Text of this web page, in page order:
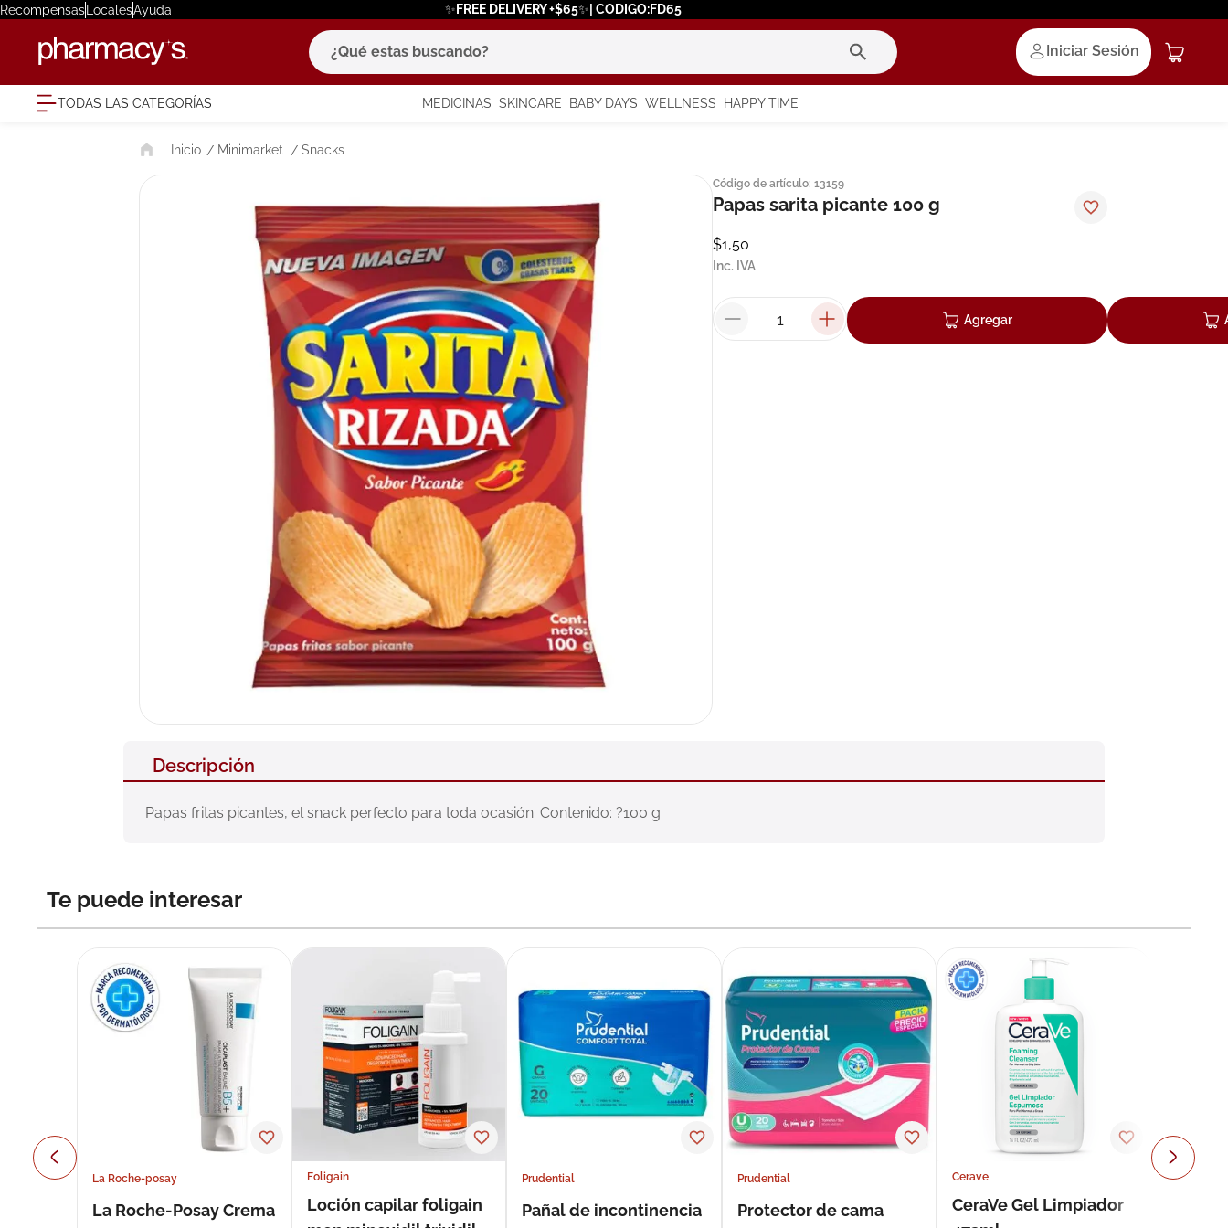
RecompensasLocalesAyuda ✨FREE DELIVERY +$65✨| CODIGO:FD65
¿Qué estas buscando?
Iniciar Sesión
TODAS LAS CATEGORÍAS MEDICINAS SKINCARE BABY DAYS WELLNESS HAPPY TIME
Minimarket Snacks
Código de artículo: 13159
Papas sarita picante 100 g
$1,50
Inc. IVA
Agregar
Descripción
Papas fritas picantes, el snack perfecto para toda ocasión. Contenido: ?100 g.
Te puede interesar
La Roche-posay
La Roche-Posay Crema
Foligain
Loción capilar foligain
Prudential
Pañal de incontinencia
Prudential
Protector de cama
Cerave
CeraVe Gel Limpiador
términos más buscados
1
3. pilexil
4. bioderma
5 cerave
6. degraler
7 isdin
8. roche posay
9. pañales
10.nivea